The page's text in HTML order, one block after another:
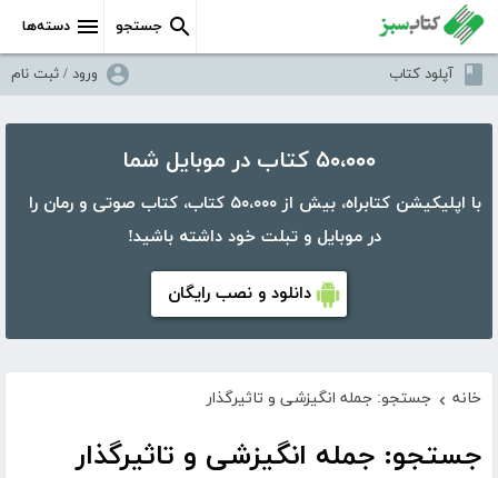
دسته‌ها جستجو
آپلود کتاب ورود / ثبت نام
۵۰،۰۰۰ کتاب در موبایل شما
با اپلیکیشن کتابراه، بیش از ۵۰،۰۰۰ کتاب، کتاب صوتی و رمان را
در موبایل و تبلت خود داشته باشید!
دانلود و نصب رایگان
خانه › جستجو: جمله انگیزشی و تاثیرگذار
جستجو: جمله انگیزشی و تاثیرگذار